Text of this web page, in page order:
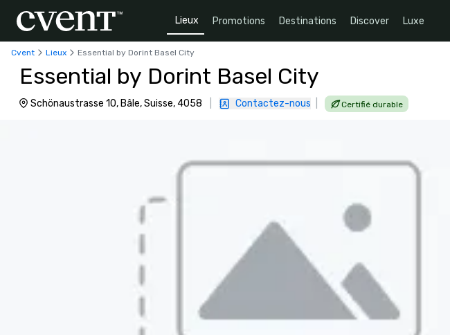
Lieux Promotions Destinations Discover Luxe
Cvent Lieux Essential by Dorint Basel City
Essential by Dorint Basel City
Schönaustrasse 10, Bâle, Suisse, 4058 Contactez-nous Certifié durable